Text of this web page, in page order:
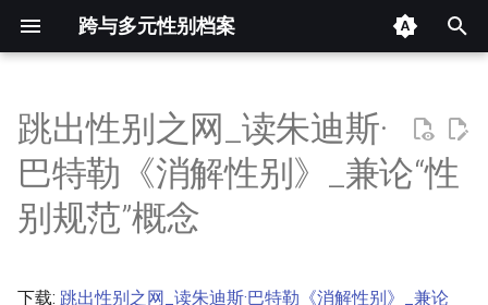
跨与多元性别档案
入
以
开
始
摘要
其他信息 [Processed Page
Metadata]
跳出性别之网_读朱迪斯·
巴特勒《消解性别》_兼论“性
别规范”概念
下载: 跳出性别之网_读朱迪斯·巴特勒《消解性别》_兼论